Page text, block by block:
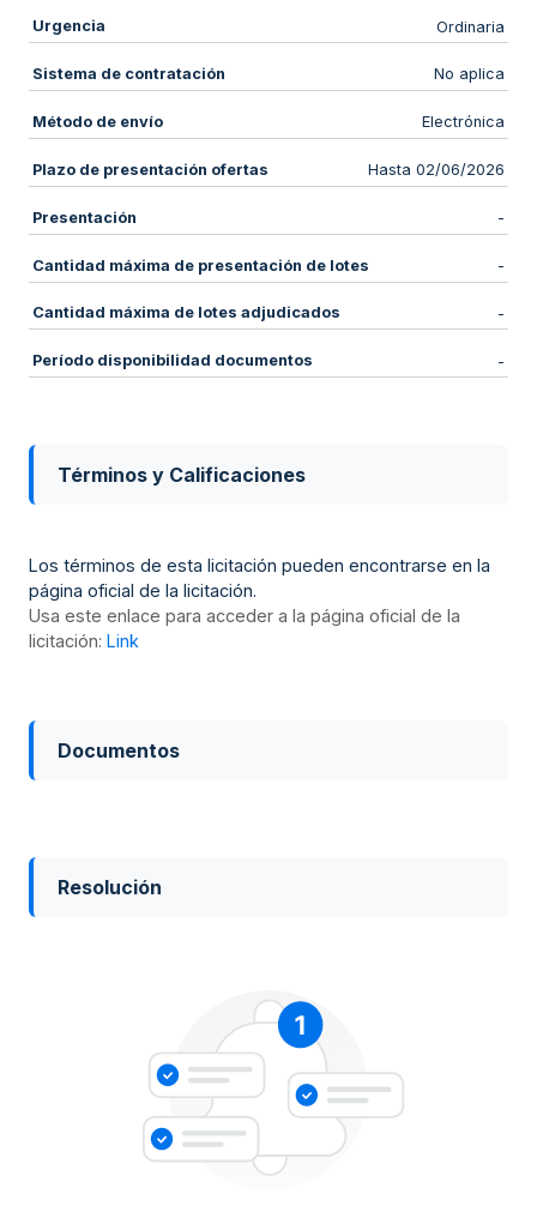
Urgencia Ordinaria
Sistema de contratación No aplica
Método de envío Electrónica
Plazo de presentación ofertas Hasta 02/06/2026
Presentación -
Cantidad máxima de presentación de lotes -
Cantidad máxima de lotes adjudicados -
Período disponibilidad documentos -
Términos y Calificaciones
Los términos de esta licitación pueden encontrarse en la
página oficial de la licitación.
Usa este enlace para acceder a la página oficial de la
licitación: Link
Documentos
Resolución